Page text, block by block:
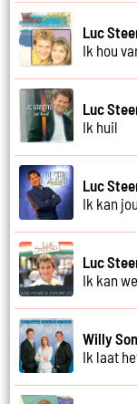
Luc
Ik hou
Luc
Ik huil
Luc
Ik kan
Luc
Ik kan
Willy
Ik laat